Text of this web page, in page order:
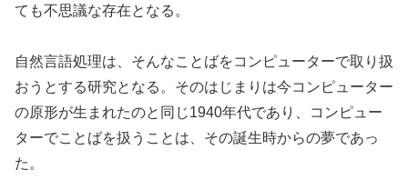
ても不思議な存在となる。
自然言語処理は、そんなことばをコンピューターで取り扱
おうとする研究となる。そのはじまりは今コンピューター
の原形が生まれたのと同じ1940年代であり、コンピュー
ターでことばを扱うことは、その誕生時からの夢であっ
た。